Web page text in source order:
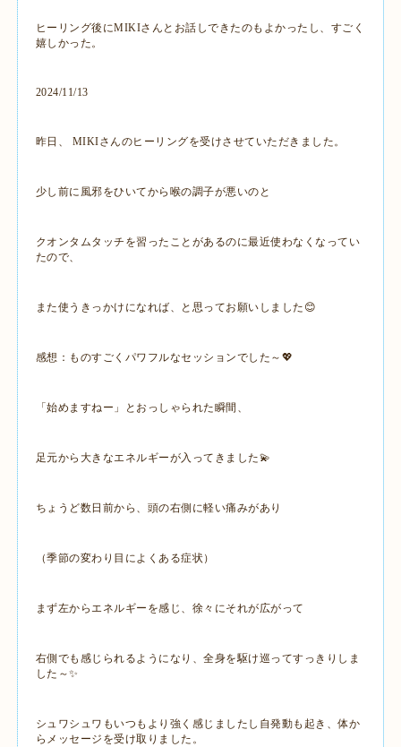
ヒーリング後にMIKIさんとお話しできたのもよかったし、すごく
嬉しかった。
2024/11/13
昨日、 MIKIさんのヒーリングを受けさせていただきました。
少し前に風邪をひいてから喉の調子が悪いのと
クオンタムタッチを習ったことがあるのに最近使わなくなってい
たので、
また使うきっかけになれば、と思ってお願いしました😊
感想：ものすごくパワフルなセッションでした～💖
「始めますねー」とおっしゃられた瞬間、
足元から大きなエネルギーが入ってきました💫
ちょうど数日前から、頭の右側に軽い痛みがあり
（季節の変わり目によくある症状）
まず左からエネルギーを感じ、徐々にそれが広がって
右側でも感じられるようになり、全身を駆け巡ってすっきりしま
した～✨
シュワシュワもいつもより強く感じましたし自発動も起き、体か
らメッセージを受け取りました。